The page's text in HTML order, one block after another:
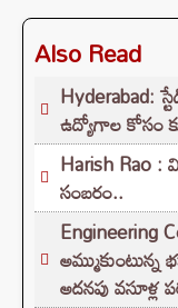
Also Read
Hyderabad:
ఉద్యోగాల కోసం
Harish Rao :
సంబరం..
Engineering
అదనపు వసూళ్ల